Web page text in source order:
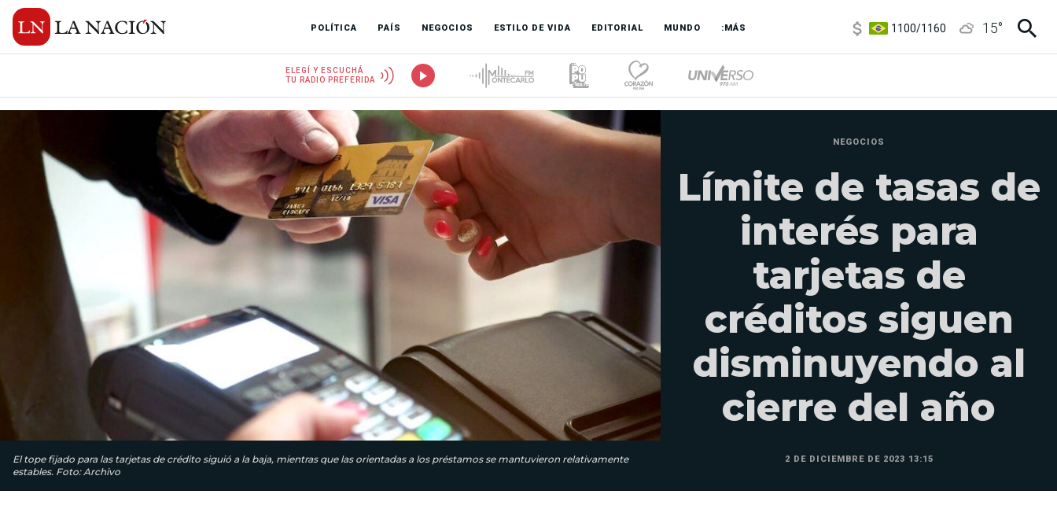
POLÍTICA PAÍS NEGOCIOS ESTILO DE VIDA EDITORIAL MUNDO :MÁS
3,8/4
15°
ELEGÍ Y ESCUCHÁ
TU RADIO PREFERIDA
El tope fijado para las tarjetas de crédito siguió a la baja, mientras que las orientadas a los préstamos se mantuvieron relativamente
estables. Foto: Archivo
NEGOCIOS
Límite de tasas de
interés para
tarjetas de
créditos siguen
disminuyendo al
cierre del año
2 DE DICIEMBRE DE 2023 13:15